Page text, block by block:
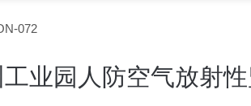
072
业园人防空气放射